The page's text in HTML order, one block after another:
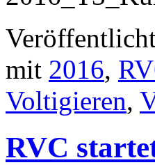
mit 2016,
Voltigieren,
RVC